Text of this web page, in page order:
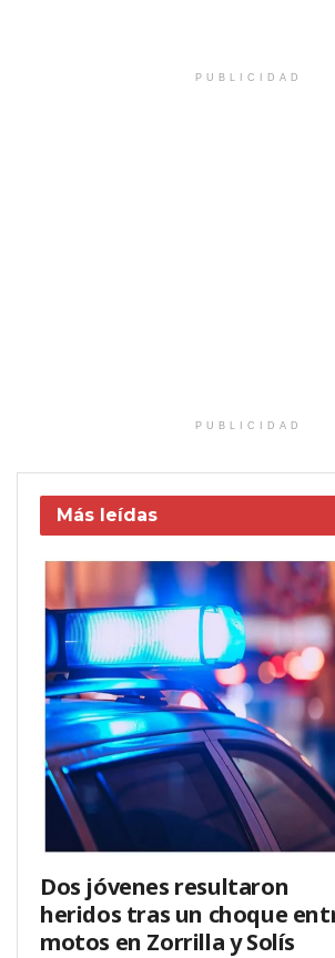
PUBLICIDAD
PUBLICIDAD
Más leídas
Dos jóvenes resultaron
heridos tras un choque
motos en Zorrilla y Solís